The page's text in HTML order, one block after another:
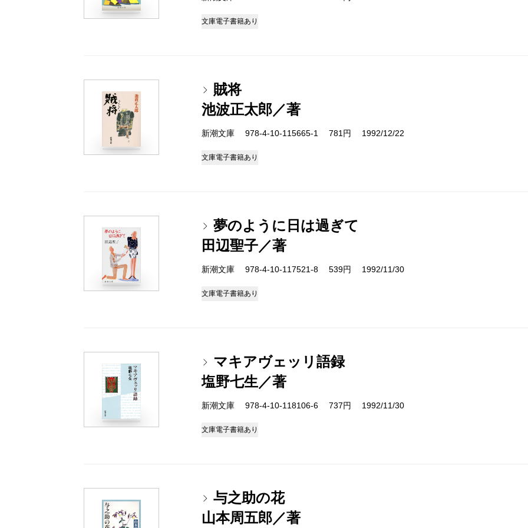
文庫電子書籍あり
賊将
池波正太郎／著
新潮文庫 978-4-10-115665-1 781円 1992/12/22
文庫電子書籍あり
夢のように日は過ぎて
田辺聖子／著
新潮文庫 978-4-10-117521-8 539円 1992/11/30
文庫電子書籍あり
マキアヴェッリ語録
塩野七生／著
新潮文庫 978-4-10-118106-6 737円 1992/11/30
文庫電子書籍あり
与之助の花
山本周五郎／著